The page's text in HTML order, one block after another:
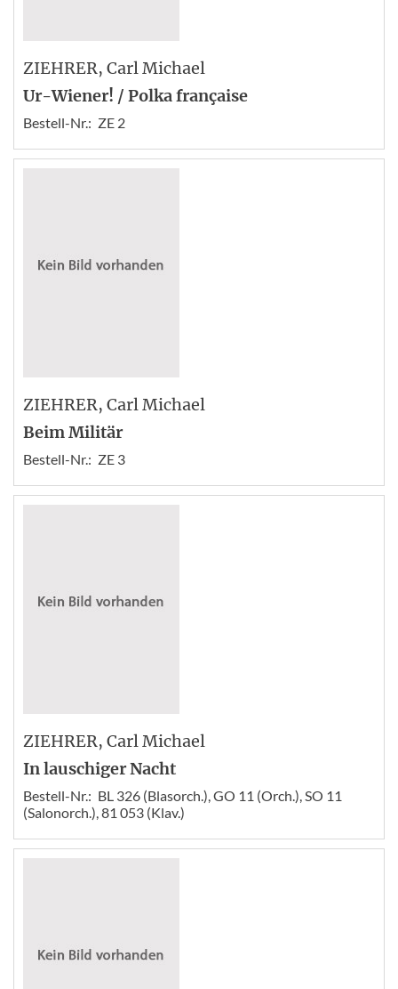
ZIEHRER, Carl Michael
Ur-Wiener! / Polka française
Bestell-Nr.: ZE 2
ZIEHRER, Carl Michael
Beim Militär
Bestell-Nr.: ZE 3
ZIEHRER, Carl Michael
In lauschiger Nacht
Bestell-Nr.: BL 326 (Blasorch.), GO 11 (Orch.), SO 11
(Salonorch.), 81 053 (Klav.)